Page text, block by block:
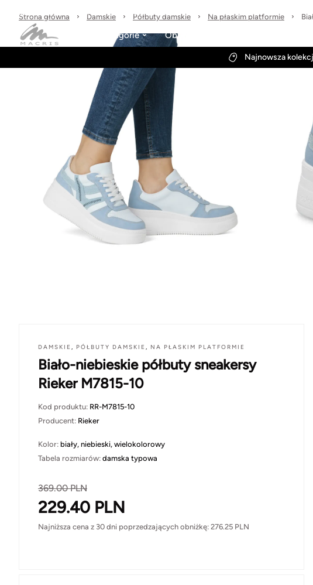
Kategorie Obuwie-Wiosna26
Najnowsza
Strona główna Damskie Półbuty damskie Na płaskim platformie
DAMSKIE , PÓŁBUTY DAMSKIE , NA PŁASKIM PLATFORMIE
Biało-niebieskie półbuty sneakersy
Rieker M7815-10
Kod produktu: RR-M7815-10
Producent: Rieker
Kolor: biały, niebieski, wielokolorowy
Tabela rozmiarów: damska typowa
369.00PLN
229.40 PLN
Najniższa cena z 30 dni poprzedzających obniżkę: 276.25 PLN